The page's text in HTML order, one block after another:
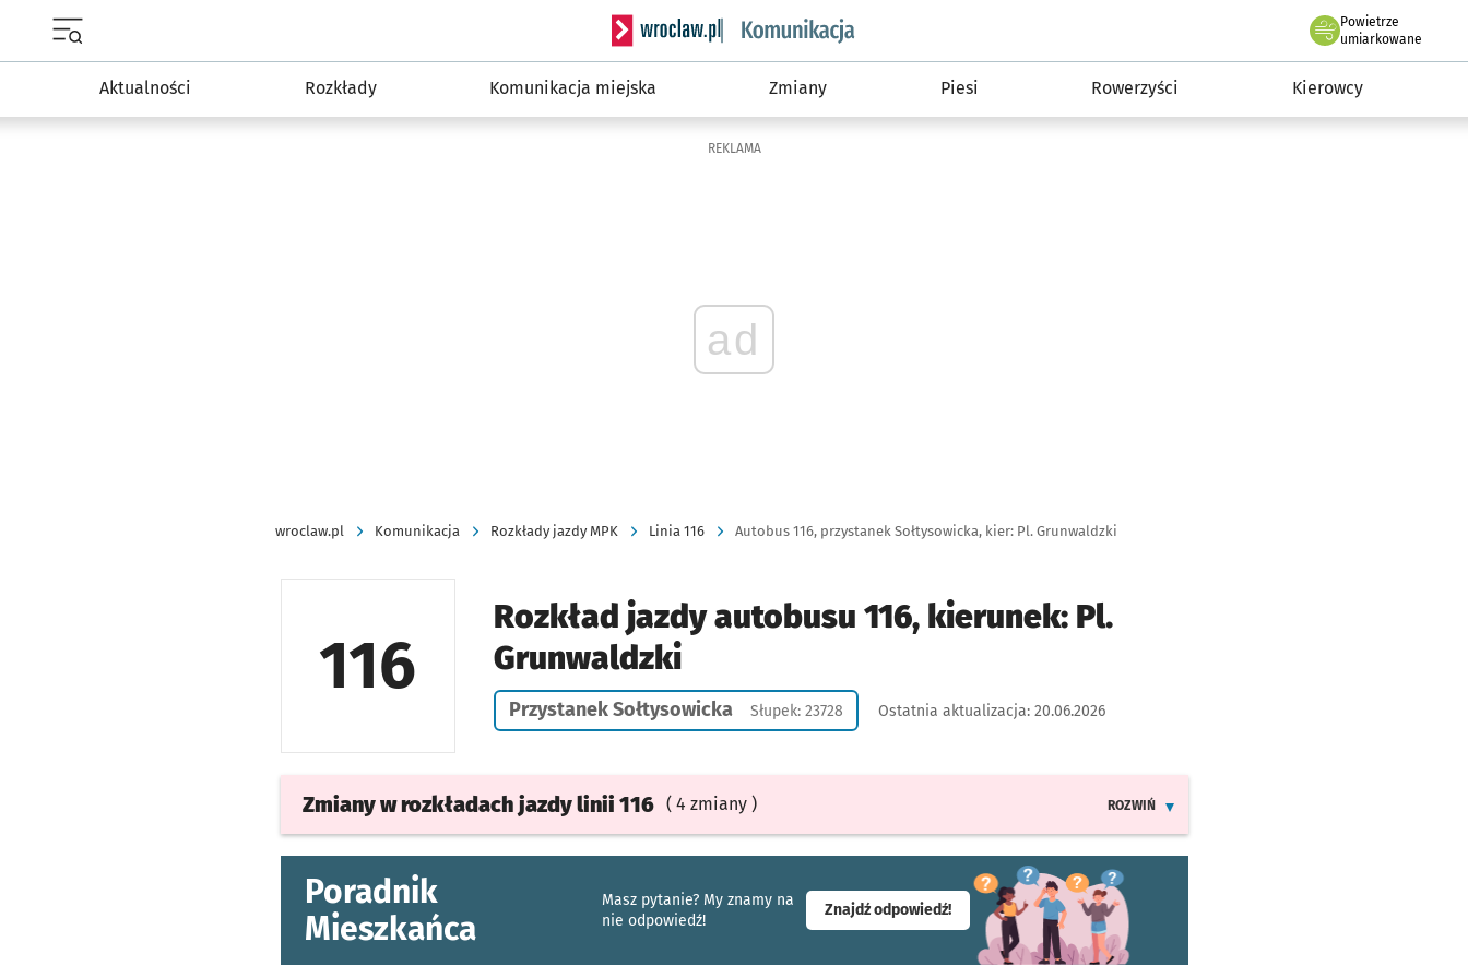
Serwis informacyjny wroclaw.pl podserwis: Komunikacja
Powietrze
we Wrocławiu
umiarkowane
Aktualności Rozkłady Komunikacja miejska Zmiany Piesi Rowerzyści Kierowcy
REKLAMA
ad
wroclaw.pl Komunikacja Rozkłady jazdy MPK Linia 116 Autobus 116, przystanek Sołtysowicka, kier: Pl. Grunwaldzki
116
Rozkład jazdy autobusu 116, kierunek: Pl.
Grunwaldzki
Przystanek Sołtysowicka Słupek: 23728 Ostatnia aktualizacja: 20.06.2026
Zmiany w rozkładach jazdylinii 116 ( 4 zmiany )
ROZWIŃ
Poradnik
Mieszkańca
Masz pytanie? My znamy na
nie odpowiedź!
Znajdź odpowiedź!- otworzy się w nowej karcie